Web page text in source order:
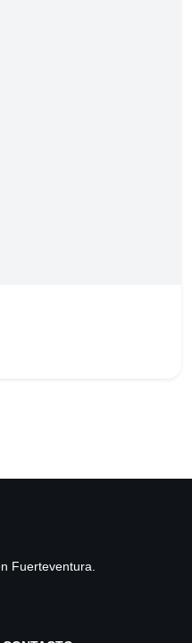
Fuerteventura.